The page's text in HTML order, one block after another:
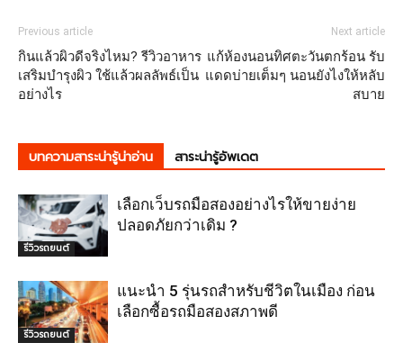
Previous article
กินแล้วผิวดีจริงไหม? รีวิวอาหาร
เสริมบำรุงผิว ใช้แล้วผลลัพธ์เป็น
อย่างไร
Next article
แก้ห้องนอนทิศตะวันตกร้อน รับ
แดดบ่ายเต็มๆ นอนยังไงให้หลับ
สบาย
บทความสาระน่ารู้น่าอ่าน สาระน่ารู้อัพเดต
รีวิวรถยนต์
เลือกเว็บรถมือสองอย่างไรให้ขายง่าย
ปลอดภัยกว่าเดิม ?
รีวิวรถยนต์
แนะนำ 5 รุ่นรถสำหรับชีวิตในเมือง ก่อน
เลือกซื้อรถมือสองสภาพดี